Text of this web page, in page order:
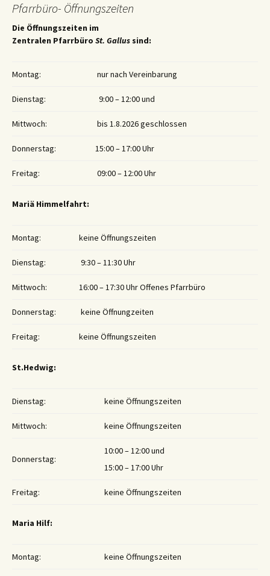
Pfarrbüro- Öffnungszeiten
Die Öffnungszeiten im
Zentralen Pfarrbüro St. Gallus sind:
Montag: nur nach Vereinbarung
Dienstag: 9:00 – 12:00 und
Mittwoch: bis 1.8.2026 geschlossen
Donnerstag: 15:00 – 17:00 Uhr
Freitag: 09:00 – 12:00 Uhr
Mariä Himmelfahrt:
Montag: keine Öffnungszeiten
Dienstag: 9:30 – 11:30 Uhr
Mittwoch: 16:00 – 17:30 Uhr Offenes Pfarrbüro
Donnerstag: keine Öffnungzeiten
Freitag: keine Öffnungszeiten
St.Hedwig:
Dienstag: keine Öffnungszeiten
Mittwoch: keine Öffnungszeiten
Donnerstag:
10:00 – 12:00 und
15:00 – 17:00 Uhr
Freitag: keine Öffnungszeiten
Maria Hilf:
Montag: keine Öffnungszeiten